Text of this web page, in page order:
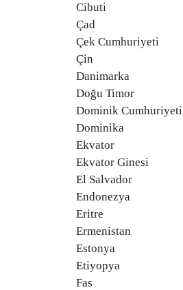
Cibuti
Çad
Çek Cumhuriyeti
Çin
Danimarka
Doğu Timor
Dominik Cumhuriyeti
Dominika
Ekvator
Ekvator Ginesi
El Salvador
Endonezya
Eritre
Ermenistan
Estonya
Etiyopya
Fas